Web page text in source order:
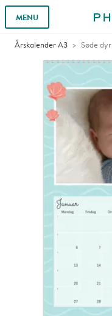
MENU
Årskalender A3 Søde dyr